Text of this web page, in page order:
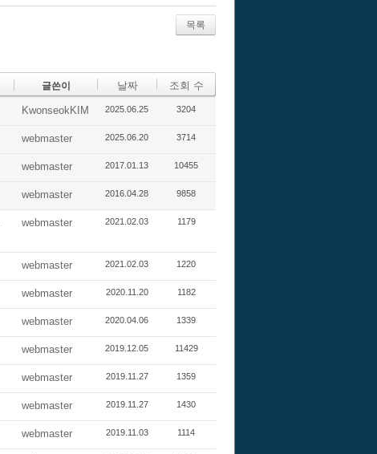
목록
글쓴이 날짜 조회 수
KwonseokKIM 2025.06.25 3204
webmaster 2025.06.20 3714
webmaster 2017.01.13 10455
webmaster 2016.04.28 9858
webmaster 2021.02.03 1179
webmaster 2021.02.03 1220
webmaster 2020.11.20 1182
webmaster 2020.04.06 1339
webmaster 2019.12.05 11429
webmaster 2019.11.27 1359
webmaster 2019.11.27 1430
webmaster 2019.11.03 1114